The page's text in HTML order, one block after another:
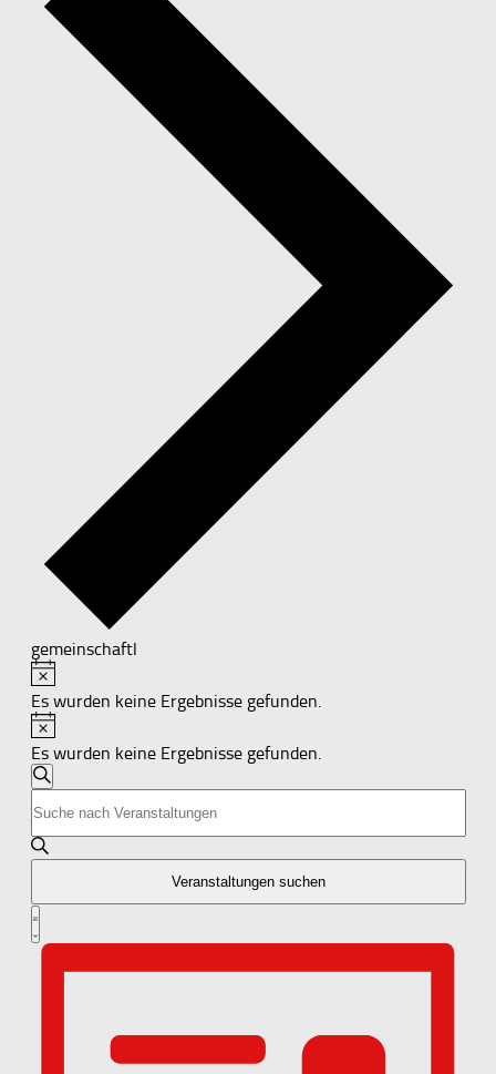
gemeinschaftl
Veranstaltungen
Hinweis
Es wurden keine Ergebnisse gefunden.
Hinweis
Es wurden keine Ergebnisse gefunden.
Veranstaltungen
Suche
und
Navigation
Suche
Schlüsselwort
eingeben.
Suche
Veranstaltungen
Schlüsselwort.
Veranstaltungen suchen
Veranstaltung
Ansichten-
Navigation
Liste